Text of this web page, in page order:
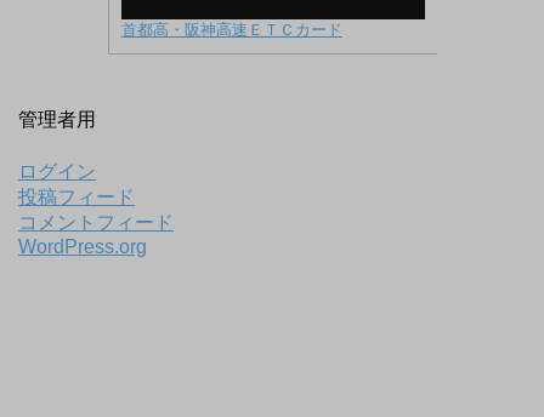
首都高・阪神高速ＥＴＣカード
管理者用
ログイン
投稿フィード
コメントフィード
WordPress.org